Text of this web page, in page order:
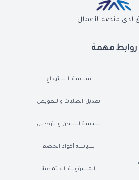
روابط مهمة
سياسة الاسترجاع
تعديل الطلبات والتعويض
سياسة الشحن والتوصيل
سياسة أكواد الخصم
المسؤولية الاجتماعية
لدى منصة الأعمال